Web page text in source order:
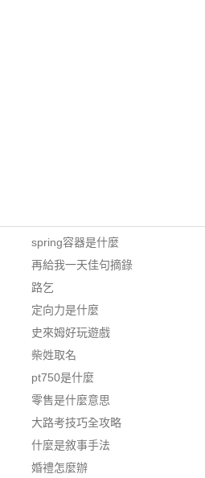
spring容器是什麼
再給我一天佳句摘錄
路乞
定向力是什麼
史來姆好玩遊戲
柴姓取名
pt750是什麼
零售是什麼意思
大路考技巧全攻略
什麼是敘事手法
婚禮怎麼辦